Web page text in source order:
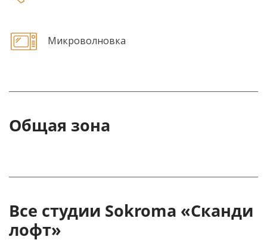
Микроволновка
Общая зона
Все студии Sokroma «Сканди
лофт»